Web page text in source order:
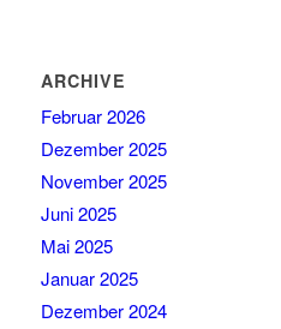
ARCHIVE
Februar 2026
Dezember 2025
November 2025
Juni 2025
Mai 2025
Januar 2025
Dezember 2024